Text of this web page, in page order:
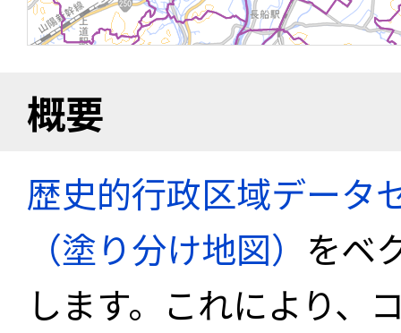
概要
歴史的行政区域データ
（塗り分け地図） をベ
します。これにより、